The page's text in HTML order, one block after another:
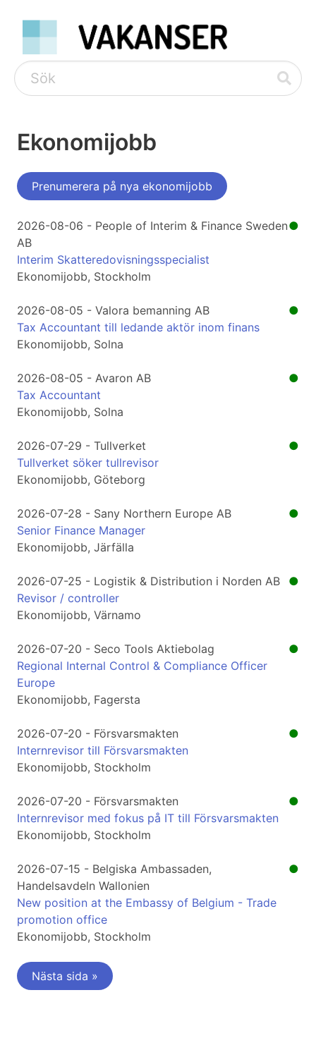
Ekonomijobb
Prenumerera på nya ekonomijobb
●
2026-08-06 - People of Interim & Finance Sweden
AB
Interim Skatteredovisningsspecialist
Ekonomijobb, Stockholm
●
2026-08-05 - Valora bemanning AB
Tax Accountant till ledande aktör inom finans
Ekonomijobb, Solna
●
2026-08-05 - Avaron AB
Tax Accountant
Ekonomijobb, Solna
●
2026-07-29 - Tullverket
Tullverket söker tullrevisor
Ekonomijobb, Göteborg
●
2026-07-28 - Sany Northern Europe AB
Senior Finance Manager
Ekonomijobb, Järfälla
●
2026-07-25 - Logistik & Distribution i Norden AB
Revisor / controller
Ekonomijobb, Värnamo
●
2026-07-20 - Seco Tools Aktiebolag
Regional Internal Control & Compliance Officer
Europe
Ekonomijobb, Fagersta
●
2026-07-20 - Försvarsmakten
Internrevisor till Försvarsmakten
Ekonomijobb, Stockholm
●
2026-07-20 - Försvarsmakten
Internrevisor med fokus på IT till Försvarsmakten
Ekonomijobb, Stockholm
●
2026-07-15 - Belgiska Ambassaden,
Handelsavdeln Wallonien
New position at the Embassy of Belgium - Trade
promotion office
Ekonomijobb, Stockholm
Nästa sida »